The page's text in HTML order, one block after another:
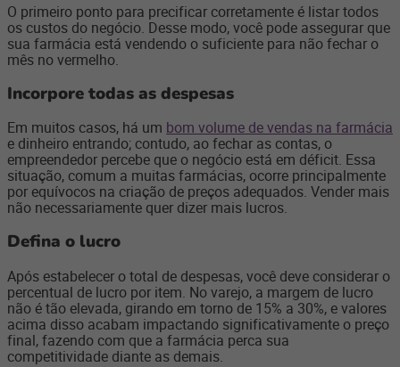
O primeiro ponto para precificar corretamente é listar todos
os custos do negócio. Desse modo, você pode assegurar que
sua farmácia está vendendo o suficiente para não fechar o
mês no vermelho.
Incorpore todas as despesas
Em muitos casos, há um bom volume de vendas na farmácia
e dinheiro entrando; contudo, ao fechar as contas, o
empreendedor percebe que o negócio está em déficit. Essa
situação, comum a muitas farmácias, ocorre principalmente
por equívocos na criação de preços adequados. Vender mais
não necessariamente quer dizer mais lucros.
Defina o lucro
Após estabelecer o total de despesas, você deve considerar o
percentual de lucro por item. No varejo, a margem de lucro
não é tão elevada, girando em torno de 15% a 30%, e valores
acima disso acabam impactando significativamente o preço
final, fazendo com que a farmácia perca sua
competitividade diante as demais.